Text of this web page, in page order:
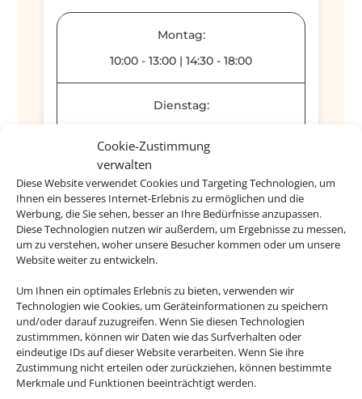
Cookie-Zustimmung
verwalten
Diese Website verwendet Cookies und Targeting Technologien, um
Ihnen ein besseres Internet-Erlebnis zu ermöglichen und die
Werbung, die Sie sehen, besser an Ihre Bedürfnisse anzupassen.
Diese Technologien nutzen wir außerdem, um Ergebnisse zu messen,
um zu verstehen, woher unsere Besucher kommen oder um unsere
Website weiter zu entwickeln.
Um Ihnen ein optimales Erlebnis zu bieten, verwenden wir
Technologien wie Cookies, um Geräteinformationen zu speichern
und/oder darauf zuzugreifen. Wenn Sie diesen Technologien
zustimmmen, können wir Daten wie das Surfverhalten oder
eindeutige IDs auf dieser Website verarbeiten. Wenn Sie ihre
Zustimmung nicht erteilen oder zurückziehen, können bestimmte
Merkmale und Funktionen beeinträchtigt werden.
Montag:
10:00 - 13:00 | 14:30 - 18:00
Dienstag:
Donnerstag:
10:00-13:00|14:30-18:00
Freitag:
Samstag:
09:00-12:00
Termine außerhalb der Öffnungzeiten